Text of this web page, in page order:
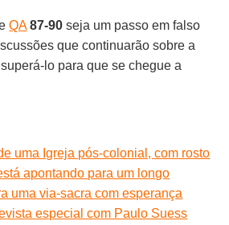
QA 87-90 seja um passo em falso
que continuarão sobre a
lo para que se chegue a
uma Igreja pós-colonial, com rosto
apontando para um longo
uma via-sacra com esperança
especial com Paulo Suess